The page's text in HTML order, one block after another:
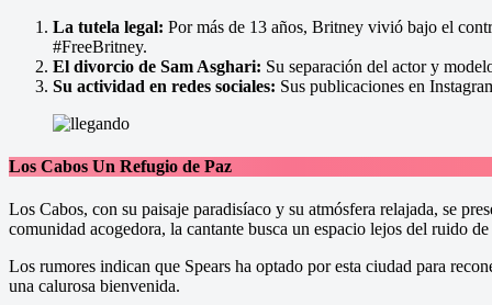
La tutela legal: Por más de 13 años, Britney vivió bajo el
#FreeBritney.
El divorcio de Sam Asghari: Su separación del actor y
Su actividad en redes sociales: Sus publicaciones en
Los Cabos Un Refugio de Paz
Los Cabos, con su paisaje paradisíaco y su atmósfera relajada, se
comunidad acogedora, la cantante busca un espacio lejos del ruido
Los rumores indican que Spears ha optado por esta ciudad para
una calurosa bienvenida.